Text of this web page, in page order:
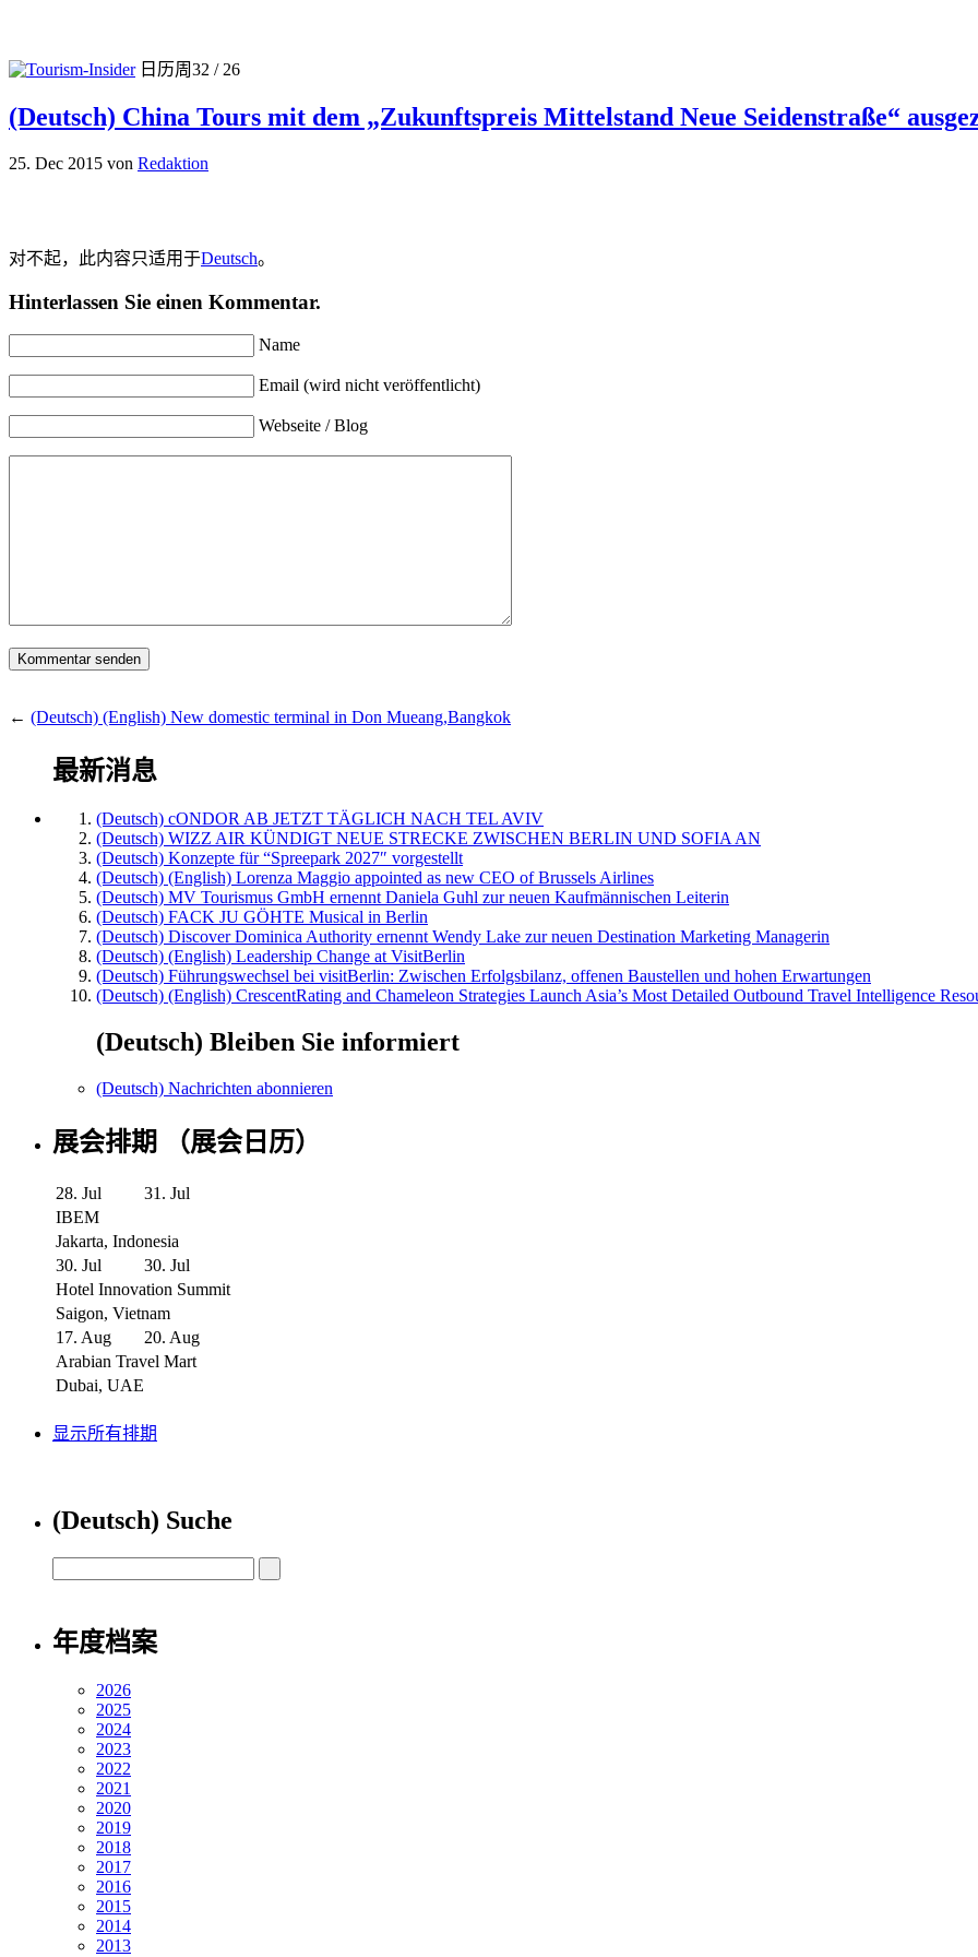
日历周32 / 26
(Deutsch) China Tours mit dem „Zukunftspreis Mittelstand Neue Seidenstraße“
25. Dec 2015 von Redaktion
对不起，此内容只适用于Deutsch。
Hinterlassen Sie einen Kommentar.
Name
Email (wird nicht veröffentlicht)
Webseite / Blog
← (Deutsch) (English) New domestic terminal in Don Mueang,Bangkok
最新消息
(Deutsch) cONDOR AB JETZT TÄGLICH NACH TEL AVIV
(Deutsch) WIZZ AIR KÜNDIGT NEUE STRECKE ZWISCHEN BERLIN UND SOFIA AN
(Deutsch) Konzepte für “Spreepark 2027″ vorgestellt
(Deutsch) (English) Lorenza Maggio appointed as new CEO of Brussels Airlines
(Deutsch) MV Tourismus GmbH ernennt Daniela Guhl zur neuen Kaufmännischen Leiterin
(Deutsch) FACK JU GÖHTE Musical in Berlin
(Deutsch) Discover Dominica Authority ernennt Wendy Lake zur neuen Destination Marketing Managerin
(Deutsch) (English) Leadership Change at VisitBerlin
(Deutsch) Führungswechsel bei visitBerlin: Zwischen Erfolgsbilanz, offenen Baustellen und hohen Erwartungen
(Deutsch) (English) CrescentRating and Chameleon Strategies Launch Asia’s Most Detailed Outbound Travel Intelligence
(Deutsch) Bleiben Sie informiert
(Deutsch) Nachrichten abonnieren
展会排期 （展会日历）
28. Jul
31. Jul
IBEM
Jakarta, Indonesia
30. Jul
30. Jul
Hotel Innovation Summit
Saigon, Vietnam
17. Aug
20. Aug
Arabian Travel Mart
Dubai, UAE
显示所有排期
(Deutsch) Suche
年度档案
2026
2025
2024
2023
2022
2021
2020
2019
2018
2017
2016
2015
2014
2013